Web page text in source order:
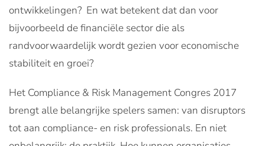
ontwikkelingen? En wat betekent dat dan voor
bijvoorbeeld de financiële sector die als
randvoorwaardelijk wordt gezien voor economische
stabiliteit en groei?
Het Compliance & Risk Management Congres 2017
brengt alle belangrijke spelers samen: van disruptors
tot aan compliance- en risk professionals. En niet